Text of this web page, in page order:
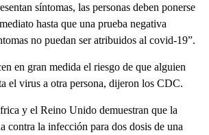
síntomas, las personas deben ponerse
hasta que una prueba negativa
no puedan ser atribuidos al covid-19”.
en gran medida el riesgo de que alguien
el virus a otra persona, dijeron los CDC.
y el Reino Unido demuestran que la
contra la infección para dos dosis de una